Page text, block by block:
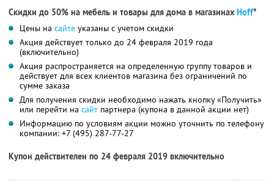
Скидки до 50% на мебель и товары для дома в магазинах Hoff*
Цены на сайте указаны с учетом скидки
Акция действует только до 24 февраля 2019 года
(включительно)
Акция распространяется на определенную группу товаров и
действует для всех клиентов магазина без ограничений по
сумме заказа
Для получения скидки необходимо нажать кнопку «Получить»
или перейти на сайт партнера (купона в данной акции нет)
Информацию по условиям акции можно уточнить по телефону
компании: +7 (495) 287-77-27
Купон действителен по 24 февраля 2019 включительно